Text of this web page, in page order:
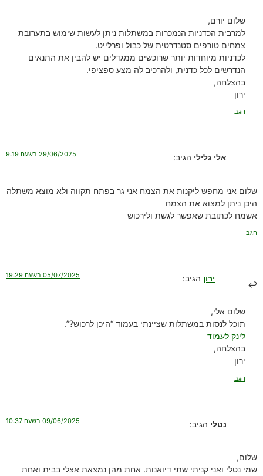
שלום יורם,
למרבית הכדניות הנמכרות במשתלות ניתן לעשות שימוש בתערובת
צמחים טורפים סטנדרטית של כבול ופרלייט.
לכדניות מיוחדות יותר שרוכשים ממגדלים יש להבין את התנאים
הנדרשים לכל כדנית, ולהרכיב לה מצע ספציפי.
בהצלחה,
ירון
הגב
אלי גלילי הגיב: 29/06/2025 בשעה 9:19
שלום אני מחפש ליקנות את הצמח אני גר בפתח תקווה ולא מוצא משתלה
היכן ניתן למצוא את הצמח
אשמח לכתובת שאפשר לגשת ולירכוש
הגב
ירון הגיב: 05/07/2025 בשעה 19:29
שלום אלי,
תוכל לנסות במשתלות שציינתי בעמוד “היכן לרכוש?”.
לינק לעמוד
בהצלחה,
ירון
הגב
נטלי הגיב: 09/06/2025 בשעה 10:37
שלום,
שמי נטלי ואני קניתי שתי דיואנות. אחת מהן נמצאת אצלי בבית ואחת